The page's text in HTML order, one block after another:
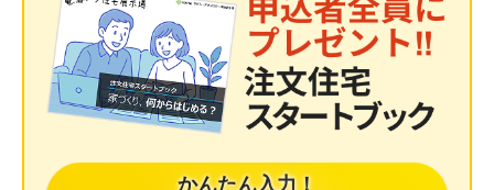
かんたん入力！